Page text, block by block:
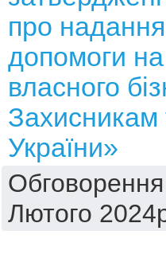
про надання
допомоги на
власного
України»
Лютого